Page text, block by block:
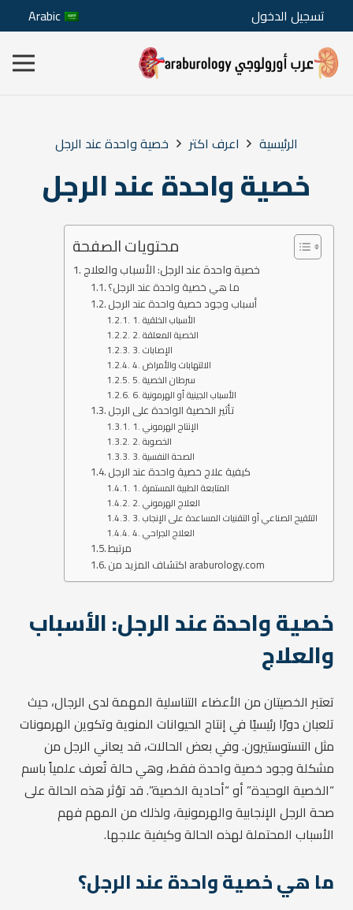
تسجيل الدخول Arabic
الرئيسية اعرف اكتر خصية واحدة عند الرجل
خصية واحدة عند الرجل
محتويات الصفحة
خصية واحدة عند الرجل: الأسباب والعلاج
ما هي خصية واحدة عند الرجل؟
أسباب وجود خصية واحدة عند الرجل
1. الأسباب الخلقية
2. الخصية المعلقة
3. الإصابات
4. الالتهابات والأمراض
5. سرطان الخصية
6. الأسباب الجينية أو الهرمونية
تأثير الخصية الواحدة على الرجل
1. الإنتاج الهرموني
2. الخصوبة
3. الصحة النفسية
كيفية علاج خصية واحدة عند الرجل
1. المتابعة الطبية المستمرة
2. العلاج الهرموني
3. التلقيح الصناعي أو التقنيات المساعدة على الإنجاب
4. العلاج الجراحي
مرتبط
اكتشاف المزيد من araburology.com
خصية واحدة عند الرجل: الأسباب
والعلاج
تعتبر الخصيتان من الأعضاء التناسلية المهمة لدى الرجال، حيث
تلعبان دورًا رئيسيًا في إنتاج الحيوانات المنوية وتكوين الهرمونات
مثل التستوستيرون. وفي بعض الحالات، قد يعاني الرجل من
مشكلة وجود خصية واحدة فقط، وهي حالة تُعرف علمياً باسم
“الخصية الوحيدة” أو “أحادية الخصية”. قد تؤثر هذه الحالة على
صحة الرجل الإنجابية والهرمونية، ولذلك من المهم فهم
الأسباب المحتملة لهذه الحالة وكيفية علاجها.
ما هي خصية واحدة عند الرجل؟